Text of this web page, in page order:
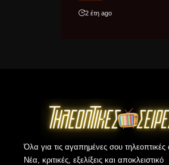
2 έτη ago
Όλα για τις αγαπημένες σου τηλεοπτικές
Νέα, κριτικές, εξελίξεις και αποκλειστικό